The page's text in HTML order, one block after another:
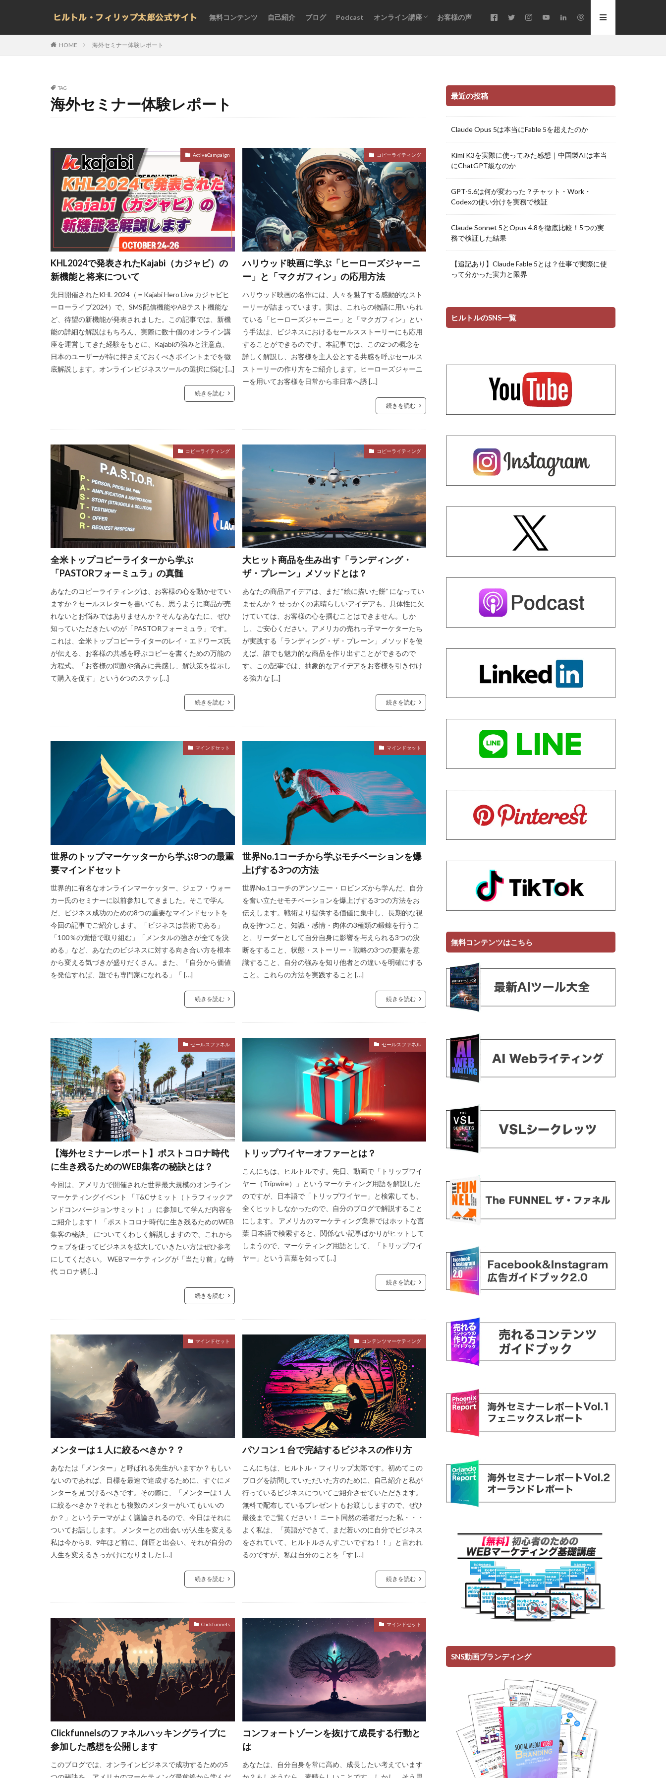
無料コンテンツ 自己紹介 ブログ Podcast オンライン講座 お客様の声
HOME 海外セミナー体験レポート
TAG
海外セミナー体験レポート
ActiveCampaign
KHL2024で発表されたKajabi（カジャビ）の
新機能と将来について
先日開催されたKHL 2024（＝Kajabi Hero Live カジャビヒ
ーローライブ2024）で、SMS配信機能やABテスト機能な
ど、待望の新機能が発表されました。この記事では、新機
能の詳細な解説はもちろん、実際に数十個のオンライン講
座を運営してきた経験をもとに、Kajabiの強みと注意点、
日本のユーザーが特に押さえておくべきポイントまでを徹
底解説します。オンラインビジネスツールの選択に悩む […]
続きを読む
コピーライティング
ハリウッド映画に学ぶ「ヒーローズジャーニ
ー」と「マクガフィン」の応用方法
ハリウッド映画の名作には、人々を魅了する感動的なスト
ーリーが詰まっています。実は、これらの物語に用いられ
ている「ヒーローズジャーニー」と「マクガフィン」とい
う手法は、ビジネスにおけるセールスストーリーにも応用
することができるのです。本記事では、この2つの概念を
詳しく解説し、お客様を主人公とする共感を呼ぶセールス
ストーリーの作り方をご紹介します。ヒーローズジャーニ
ーを用いてお客様を日常から非日常へ誘 […]
続きを読む
コピーライティング
全米トップコピーライターから学ぶ
「PASTORフォーミュラ」の真髄
あなたのコピーライティングは、お客様の心を動かせてい
ますか？セールスレターを書いても、思うように商品が売
れないとお悩みではありませんか？そんなあなたに、ぜひ
知っていただきたいのが「PASTORフォーミュラ」です。
これは、全米トップコピーライターのレイ・エドワーズ氏
が伝える、お客様の共感を呼ぶコピーを書くための万能の
方程式。「お客様の問題や痛みに共感し、解決策を提示し
て購入を促す」という6つのステッ […]
続きを読む
コピーライティング
大ヒット商品を生み出す「ランディング・
ザ・プレーン」メソッドとは？
あなたの商品アイデアは、まだ “絵に描いた餅” になってい
ませんか？ せっかくの素晴らしいアイデアも、具体性に欠
けていては、お客様の心を掴むことはできません。しか
し、ご安心ください。アメリカの売れっ子マーケターたち
が実践する「ランディング・ザ・プレーン」メソッドを使
えば、誰でも魅力的な商品を作り出すことができるので
す。この記事では、抽象的なアイデアをお客様を引き付け
る強力な […]
続きを読む
マインドセット
世界のトップマーケッターから学ぶ8つの最重
要マインドセット
世界的に有名なオンラインマーケッター、ジェフ・ウォー
カー氏のセミナーに以前参加してきました。そこで学ん
だ、ビジネス成功のための8つの重要なマインドセットを
今回の記事でご紹介します。「ビジネスは芸術である」
「100％の覚悟で取り組む」「メンタルの強さが全てを決
める」など、あなたのビジネスに対する向き合い方を根本
から変える気づきが盛りだくさん。また、「自分から価値
を発信すれば、誰でも専門家になれる」「 […]
続きを読む
マインドセット
世界No.1コーチから学ぶモチベーションを爆
上げする3つの方法
世界No.1コーチのアンソニー・ロビンズから学んだ、自分
を奮い立たせモチベーションを爆上げする3つの方法をお
伝えします。戦術より提供する価値に集中し、長期的な視
点を持つこと、知識・感情・肉体の3種類の鍛錬を行うこ
と、リーダーとして自分自身に影響を与えられる3つの決
断をすること、状態・ストーリー・戦略の3つの要素を意
識すること、自分の強みを知り他者との違いを明確にする
こと。これらの方法を実践すること […]
続きを読む
セールスファネル
【海外セミナーレポート】ポストコロナ時代
に生き残るためのWEB集客の秘訣とは？
今回は、アメリカで開催された世界最大規模のオンライン
マーケティングイベント 「T&Cサミット（トラフィックア
ンドコンバージョンサミット）」 に参加して学んだ内容を
ご紹介します！ 「ポストコロナ時代に生き残るためのWEB
集客の秘訣」 についてくわしく解説しますので、これから
ウェブを使ってビジネスを拡大していきたい方はぜひ参考
にしてください。 WEBマーケティングが「当たり前」な時
代 コロナ禍 […]
続きを読む
セールスファネル
トリップワイヤーオファーとは？
こんにちは、ヒルトルです。先日、動画で「トリップワイ
ヤー（Tripwire）」というマーケティング用語を解説した
のですが、日本語で「トリップワイヤー」と検索しても、
全くヒットしなかったので、自分のブログで解説すること
にします。 アメリカのマーケティング業界ではホットな言
葉 日本語で検索すると、関係ない記事ばかりがヒットして
しまうので、マーケティング用語として、「トリップワイ
ヤー」という言葉を知って […]
続きを読む
マインドセット
メンターは１人に絞るべきか？？
あなたは「メンター」と呼ばれる先生がいますか？もしい
ないのであれば、目標を最速で達成するために、すぐにメ
ンターを見つけるべきです。その際に、「メンターは１人
に絞るべきか？それとも複数のメンターがいてもいいの
か？」というテーマがよく議論されるので、今日はそれに
ついてお話しします。 メンターとの出会いが人生を変える
私は今から8、9年ほど前に、師匠と出会い、それが自分の
人生を変えるきっかけになりました […]
続きを読む
コンテンツマーケティング
パソコン１台で完結するビジネスの作り方
こんにちは、ヒルトル・フィリップ太郎です。初めてこの
ブログを訪問していただいた方のために、自己紹介と私が
行っているビジネスについてご紹介させていただきます。
無料で配布しているプレゼントもお渡ししますので、ぜひ
最後までご覧ください！ ニート同然の若者だった私・・・
よく私は、「英語ができて、まだ若いのに自分でビジネス
をされていて、ヒルトルさんすごいですね！！」と言われ
るのですが、私は自分のことを「す […]
続きを読む
Clickfunnels
Clickfunnelsのファネルハッキングライブに
参加した感想を公開します
このブログでは、オンラインビジネスで成功するための5
マインドセット
コンフォートゾーンを抜けて成長する行動と
は
あなたは、自分自身を常に高め、成長したい考えています
最近の投稿
Claude Opus 5は本当にFable 5を超えたのか
Kimi K3を実際に使ってみた感想｜中国製AIは本当
にChatGPT級なのか
GPT-5.6は何が変わった？チャット・Work・
Codexの使い分けを実務で検証
Claude Sonnet 5とOpus 4.8を徹底比較！5つの実
務で検証した結果
【追記あり】Claude Fable 5とは？仕事で実際に使
って分かった実力と限界
ヒルトルのSNS一覧
無料コンテンツはこちら
SNS動画ブランディング